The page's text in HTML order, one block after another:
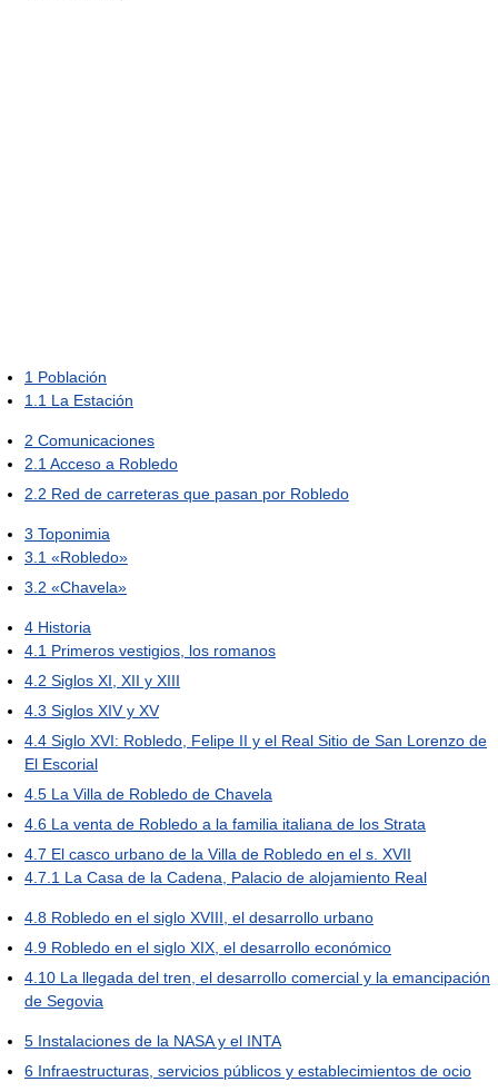
1 Población
1.1 La Estación
2 Comunicaciones
2.1 Acceso a Robledo
2.2 Red de carreteras que pasan por Robledo
3 Toponimia
3.1 «Robledo»
3.2 «Chavela»
4 Historia
4.1 Primeros vestigios, los romanos
4.2 Siglos XI, XII y XIII
4.3 Siglos XIV y XV
4.4 Siglo XVI: Robledo, Felipe II y el Real Sitio de San Lorenzo de
El Escorial
4.5 La Villa de Robledo de Chavela
4.6 La venta de Robledo a la familia italiana de los Strata
4.7 El casco urbano de la Villa de Robledo en el s. XVII
4.7.1 La Casa de la Cadena, Palacio de alojamiento Real
4.8 Robledo en el siglo XVIII, el desarrollo urbano
4.9 Robledo en el siglo XIX, el desarrollo económico
4.10 La llegada del tren, el desarrollo comercial y la emancipación
de Segovia
5 Instalaciones de la NASA y el INTA
6 Infraestructuras, servicios públicos y establecimientos de ocio